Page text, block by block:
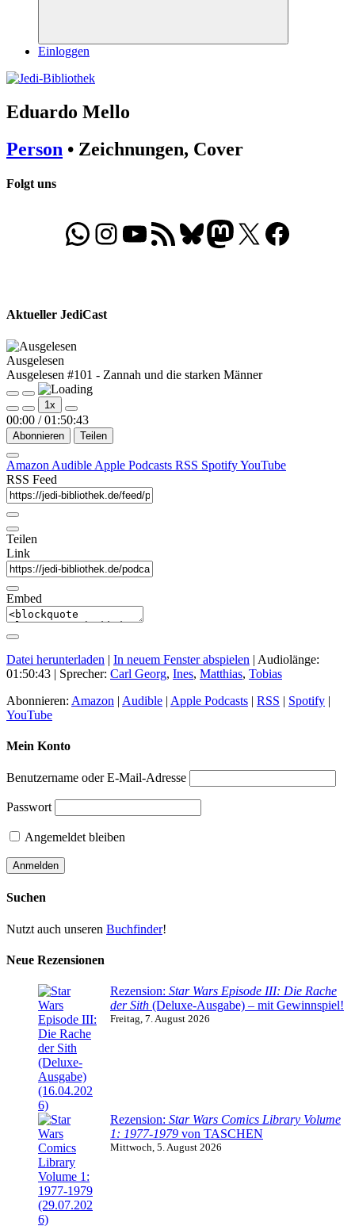
Suchen
Einloggen
Eduardo Mello
Person • Zeichnungen, Cover
Folgt uns
WhatsApp
Folgt uns auf Instagram
Besucht unseren YouTube-Kanal
RSS-FeedBluesky
Folgt uns auf Mastodon
X Folgt uns auf
Aktueller JediCast
Ausgelesen
Ausgelesen #101 - Zannah und die starken Männer
Play
Episode
Pause
Episode
1x
00:00 / 01:50:43
Abonnieren Teilen
Amazon Audible Apple Podcasts RSS SpotifyYouTube
RSS Feed
Teilen
Link
Embed
Datei herunterladen | In neuem Fenster abspielen | Audiolänge:
01:50:43 | Sprecher: Carl Georg, Ines, Matthias, Tobias
Abonnieren: Amazon | Audible | Apple Podcasts | RSS | Spotify |
YouTube
Mein Konto
Benutzername oder E-Mail-Adresse
Passwort
Angemeldet bleiben
Suchen
Nutzt auch unseren Buchfinder!
Neue Rezensionen
Rezension: Star Wars Episode III: Die Rache
der Sith (Deluxe-Ausgabe) – mit Gewinnspiel!
Freitag, 7. August 2026
Rezension: Star Wars Comics Library Volume
1: 1977-1979 von TASCHEN
Mittwoch, 5. August 2026